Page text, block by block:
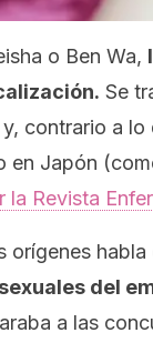
o Ben Wa,
Se
contrario a
en Japón
la Revista
orígenes habla
del
a las